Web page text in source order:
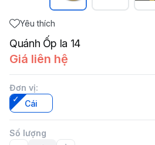
Yêu thích
Quánh Ốp la 14
Giá liên hệ
Đơn vị:
Cái
Số lượng